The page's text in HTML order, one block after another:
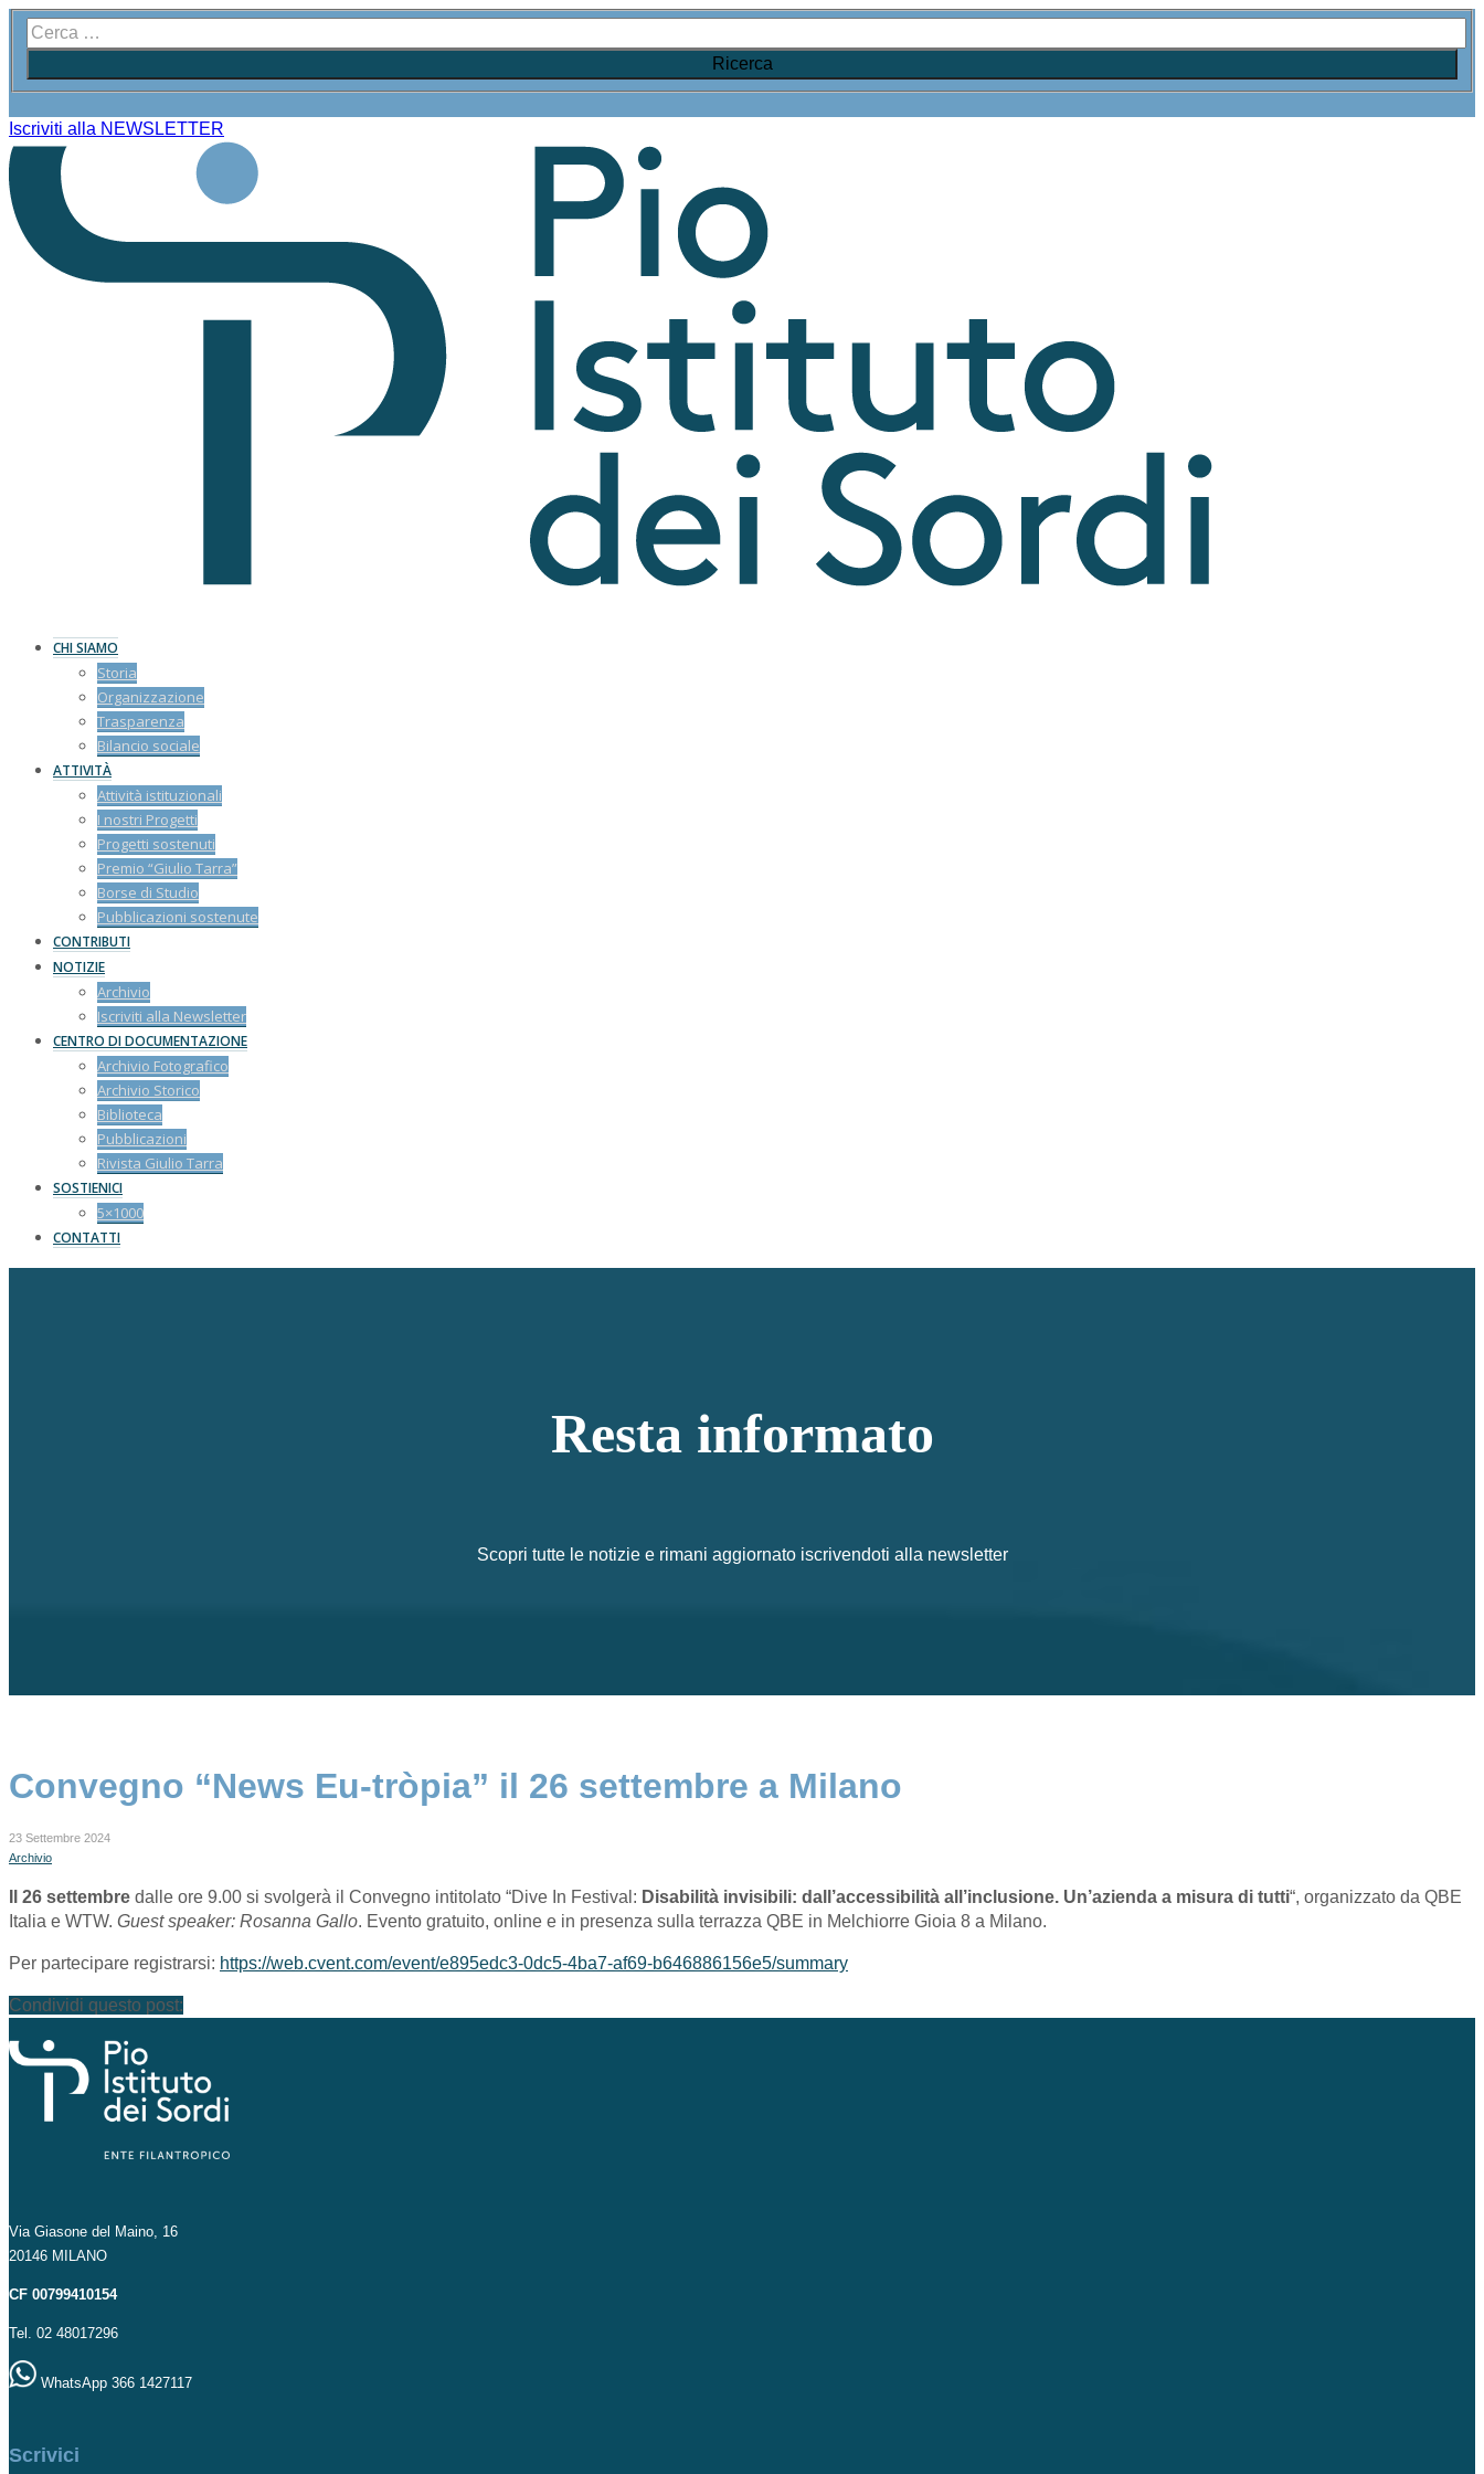
Iscriviti alla NEWSLETTER
CHI SIAMO
Storia
Organizzazione
Trasparenza
Bilancio sociale
ATTIVITÀ
Attività istituzionali
I nostri Progetti
Progetti sostenuti
Premio “Giulio Tarra”
Borse di Studio
Pubblicazioni sostenute
CONTRIBUTI
NOTIZIE
Archivio
Iscriviti alla Newsletter
CENTRO DI DOCUMENTAZIONE
Archivio Fotografico
Archivio Storico
Biblioteca
Pubblicazioni
Rivista Giulio Tarra
SOSTIENICI
5×1000
CONTATTI
Resta informato
Scopri tutte le notizie e rimani aggiornato iscrivendoti alla newsletter
Convegno “News Eu-tròpia” il 26 settembre a Milano
23 Settembre 2024
Archivio
Il 26 settembre dalle ore 9.00 si svolgerà il Convegno intitolato “Dive In Festival: Disabilità invisibili: dall’accessibilità all’inclusione. Un’azienda a misura di tutti“, organizzato da QBE
Italia e WTW. Guest speaker: Rosanna Gallo. Evento gratuito, online e in presenza sulla terrazza QBE in Melchiorre Gioia 8 a Milano.
Per partecipare registrarsi: https://web.cvent.com/event/e895edc3-0dc5-4ba7-af69-b646886156e5/summary
Condividi questo post:
Via Giasone del Maino, 16
20146 MILANO
CF 00799410154
Tel. 02 48017296
WhatsApp 366 1427117
Scrivici